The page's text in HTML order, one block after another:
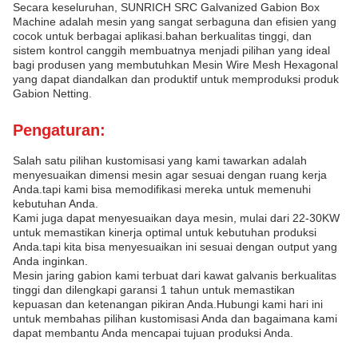
Secara keseluruhan, SUNRICH SRC Galvanized Gabion Box
Machine adalah mesin yang sangat serbaguna dan efisien yang
cocok untuk berbagai aplikasi.bahan berkualitas tinggi, dan
sistem kontrol canggih membuatnya menjadi pilihan yang ideal
bagi produsen yang membutuhkan Mesin Wire Mesh Hexagonal
yang dapat diandalkan dan produktif untuk memproduksi produk
Gabion Netting.
Pengaturan:
Salah satu pilihan kustomisasi yang kami tawarkan adalah
menyesuaikan dimensi mesin agar sesuai dengan ruang kerja
Anda.tapi kami bisa memodifikasi mereka untuk memenuhi
kebutuhan Anda.
Kami juga dapat menyesuaikan daya mesin, mulai dari 22-30KW
untuk memastikan kinerja optimal untuk kebutuhan produksi
Anda.tapi kita bisa menyesuaikan ini sesuai dengan output yang
Anda inginkan.
Mesin jaring gabion kami terbuat dari kawat galvanis berkualitas
tinggi dan dilengkapi garansi 1 tahun untuk memastikan
kepuasan dan ketenangan pikiran Anda.Hubungi kami hari ini
untuk membahas pilihan kustomisasi Anda dan bagaimana kami
dapat membantu Anda mencapai tujuan produksi Anda.